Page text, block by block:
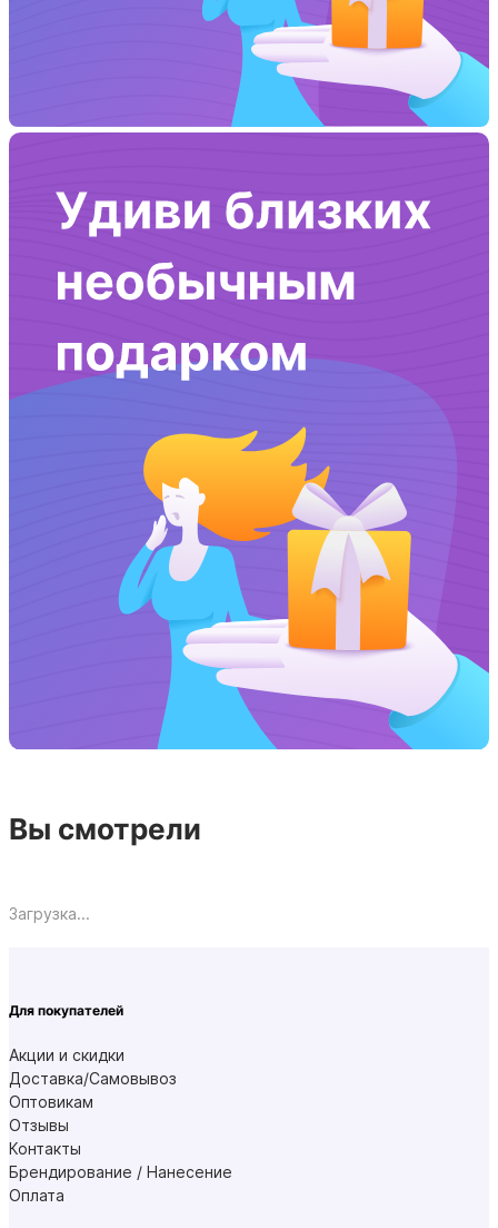
Вы смотрели
Загрузка...
Для покупателей
Акции и скидки
Доставка/Самовывоз
Оптовикам
Отзывы
Контакты
Брендирование / Нанесение
Оплата